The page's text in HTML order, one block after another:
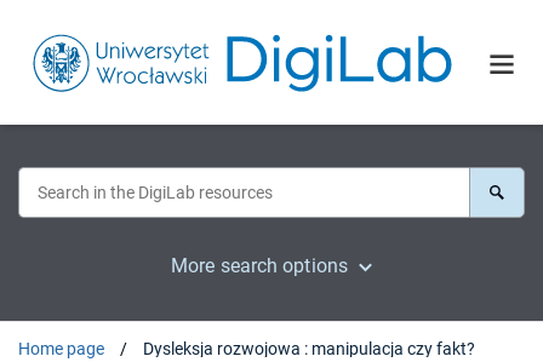
More search options
Home page Dysleksja rozwojowa : manipulacja czy fakt?